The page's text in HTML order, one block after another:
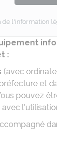
de l'information
:
(avec
et
pouvez